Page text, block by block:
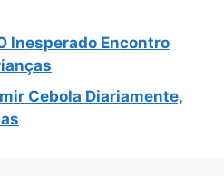
Inesperado Encontro
Cebola Diariamente,